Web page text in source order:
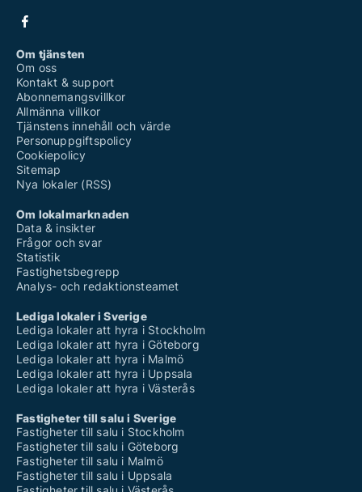
Om tjänsten
Om oss
Kontakt & support
Abonnemangsvillkor
Allmänna villkor
Tjänstens innehåll och värde
Personuppgiftspolicy
Cookiepolicy
Sitemap
Nya lokaler (RSS)
Om lokalmarknaden
Data & insikter
Frågor och svar
Statistik
Fastighetsbegrepp
Analys- och redaktionsteamet
Lediga lokaler i Sverige
Lediga lokaler att hyra i Stockholm
Lediga lokaler att hyra i Göteborg
Lediga lokaler att hyra i Malmö
Lediga lokaler att hyra i Uppsala
Lediga lokaler att hyra i Västerås
Fastigheter till salu i Sverige
Fastigheter till salu i Stockholm
Fastigheter till salu i Göteborg
Fastigheter till salu i Malmö
Fastigheter till salu i Uppsala